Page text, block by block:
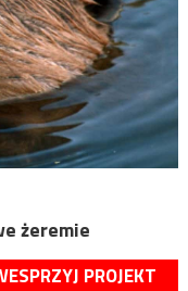
żeremie
PROJEKT